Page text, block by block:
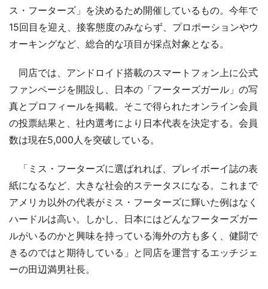
ス・フーターズ」を決めるため開催しているもの。今年で
15回目を迎え、接客態度のみならず、プロポーションやウ
オーキングなど、総合的な項目が採点対象となる。
同店では、アンドロイド搭載のスマートフォン上に公式
ファンページを開設し、日本の「フーターズガール」の写
真とプロフィールを掲載。そこで得られたオンライン会員
の投票結果と、社内選考により日本代表を決定する。会員
数は現在5,000人を突破している。
「ミス・フーターズに選ばれれば、プレイボーイ誌の表
紙になるなど、大きな社会的ステータスになる。これまで
アメリカ以外の代表がミス・フーターズに輝いた例はなく
ハードルは高い。しかし、日本にはどんなフーターズガー
ルがいるのかと興味を持っている海外の方も多く、健闘で
きるのではと期待している」と同店を運営するエッチジェ
ーの田辺満男社長。